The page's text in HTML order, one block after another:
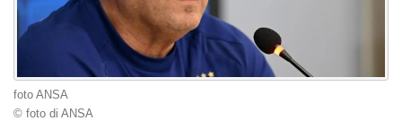
foto ANSA
© foto di ANSA